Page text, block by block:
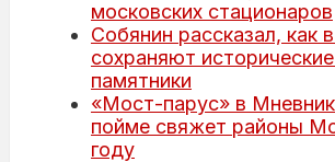
московских стационаров
Собянин рассказал, как
сохраняют
памятники
«Мост-парус» в
пойме свяжет районы
году